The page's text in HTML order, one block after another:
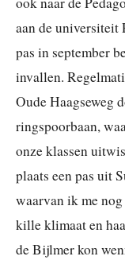
aan de universiteit
pas in september
invallen.
Oude Haagseweg
ringspoorbaan,
onze klassen
plaats een pas uit
waarvan ik me
kille klimaat en
de Bijlmer kon